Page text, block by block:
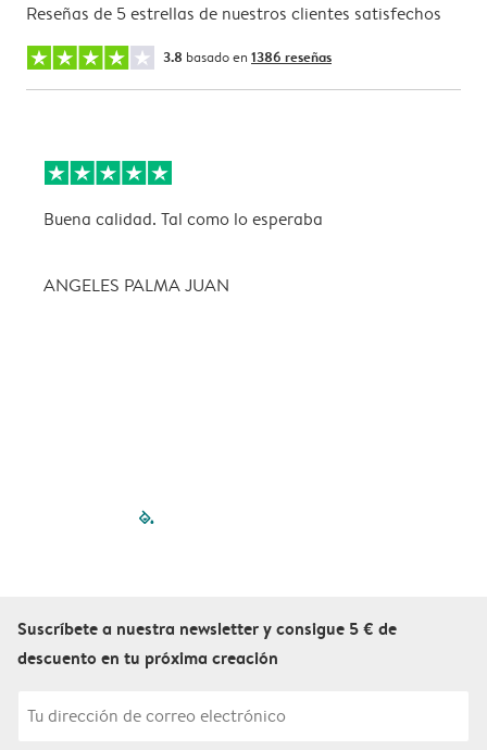
Reseñas de 5 estrellas de nuestros clientes satisfechos
3.8 basado en 1386 reseñas
Buena calidad. Tal como lo esperaba
ANGELES PALMA JUAN
filled-pagination
Suscríbete a nuestra newsletter y consigue 5 € de
descuento en tu próxima creación